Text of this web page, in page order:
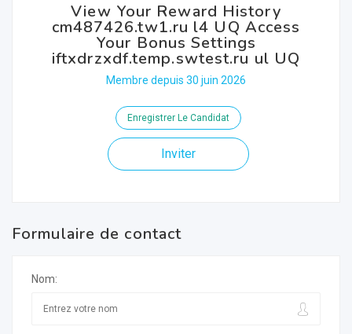
View Your Reward History
cm487426.tw1.ru l4 UQ Access
Your Bonus Settings
iftxdrzxdf.temp.swtest.ru ul UQ
Membre depuis 30 juin 2026
Enregistrer Le Candidat
Inviter
Formulaire de contact
Nom: